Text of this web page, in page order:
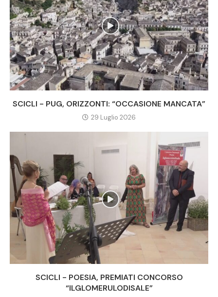
SCICLI - PUG, ORIZZONTI: “OCCASIONE MANCATA”
29 Luglio 2026
SCICLI - POESIA, PREMIATI CONCORSO
“ILGLOMERULODISALE”